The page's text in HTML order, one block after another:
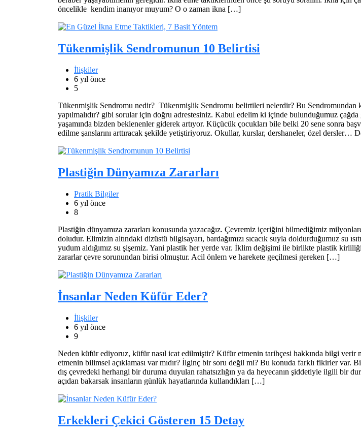
öncelikle kendim inanıyor muyum? O o zaman ikna […]
Tükenmişlik Sendromunun 10 Belirtisi
İlişkiler
6 yıl önce
5
Tükenmişlik Sendromu nedir? Tükenmişlik Sendromu belirtileri nelerdir? Bu Sendromundan
yapılmalıdır? gibi sorular için doğru adrestesiniz. Kabul edelim ki içinde bulunduğumuz
yaşamında bizden beklenenler giderek artıyor. Küçücük çocukları bile belki 20 sene sonra
edilme şanslarını arttıracak şekilde yetiştiriyoruz. Okullar, kurslar, dershaneler, özel
Plastiğin Dünyamıza Zararları
Pratik Bilgiler
6 yıl önce
8
Plastiğin dünyamıza zararları konusunda yazacağız. Çevremiz içeriğini bilmediğimiz
doludur. Elimizin altındaki dizüstü bilgisayarı, bardağımızı sıcacık suyla doldurduğumuz su
yudum aldığımız su şişemiz. Yani plastik her yerde var. İklim değişimi ile birlikte plastik
zararlar çevre sorunundan birisi olmuştur. Acil önlem ve harekete geçilmesi gereken […]
İnsanlar Neden Küfür Eder?
İlişkiler
6 yıl önce
9
Neden küfür ediyoruz, küfür nasıl icat edilmiştir? Küfür etmenin tarihçesi hakkında bilgi verir
etmenin bilimsel açıklaması var mıdır? İlginç bir soru değil mi? Bu konuda farklı fikirler var.
dış çevredeki herhangi bir duruma duyulan rahatsızlığın ya da heyecanın şiddetiyle ilgili bir
açıdan bakarsak insanların günlük hayatlarında kullandıkları […]
Erkekleri Çekici Gösteren 15 Detay